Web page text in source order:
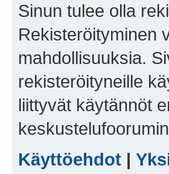
Sinun tulee olla
Rekisteröityminen
mahdollisuuksia.
rekisteröityneille
liittyvät käytännöt
Käyttöehdot |